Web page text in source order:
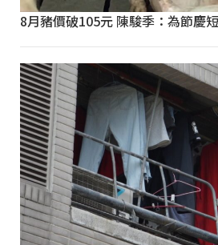
8月豬價破105元 陳駿季：為節慶